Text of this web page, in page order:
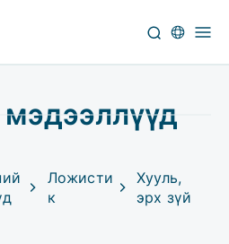
Ложисти
к
Хууль,
эрх зүй